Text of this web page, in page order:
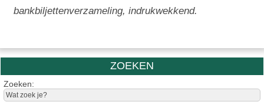
bankbiljettenverzameling, indrukwekkend.
ZOEKEN
Zoeken: